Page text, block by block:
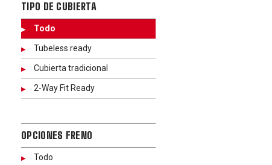
TIPO DE CUBIERTA
Todo
Tubeless ready
Cubierta tradicional
2-Way Fit Ready
OPCIONES FRENO
Todo